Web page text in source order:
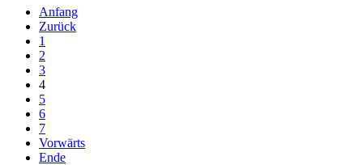
Anfang
Zurück
1
2
3
4
5
6
7
Vorwärts
Ende